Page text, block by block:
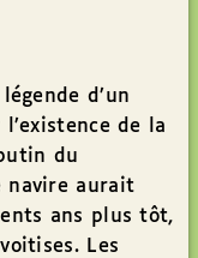
d’un
de la
du
navire aurait
ans plus tôt,
Les